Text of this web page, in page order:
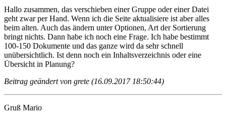
Hallo zusammen, das verschieben einer Gruppe oder einer Datei
geht zwar per Hand. Wenn ich die Seite aktualisiere ist aber alles
beim alten. Auch das ändern unter Optionen, Art der Sortierung
bringt nichts. Dann habe ich noch eine Frage. Ich habe bestimmt
100-150 Dokumente und das ganze wird da sehr schnell
unübersichtlich. Ist denn noch ein Inhaltsverzeichnis oder eine
Übersicht in Planung?
Beitrag geändert von grete (16.09.2017 18:50:44)
Gruß Mario